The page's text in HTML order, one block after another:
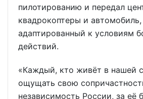
пилотированию и передал
квадрокоптеры и автомобиль,
адаптированный к условиям
действий.
«Каждый, кто живёт в нашей
ощущать свою
независимость России, за её